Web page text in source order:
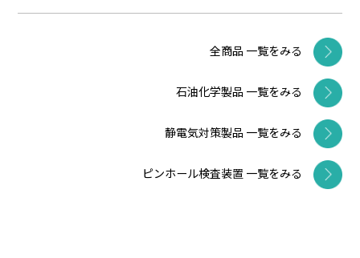
全商品 一覧をみる
石油化学製品 一覧をみる
静電気対策製品 一覧をみる
ピンホール検査装置 一覧をみる